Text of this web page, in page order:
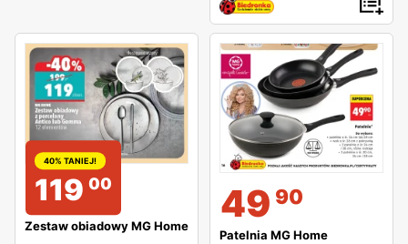
40% TANIEJ!
119 00
Zestaw obiadowy MG Home
49 90
Patelnia MG Home